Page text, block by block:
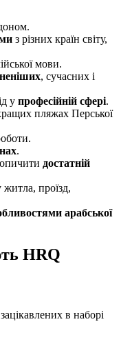
з різних країн світу,
мови.
, сучасних і
у професійній сфері.
пляжах Перської
.
достатній
житла, проїзд,
арабської
HRQ
в наборі